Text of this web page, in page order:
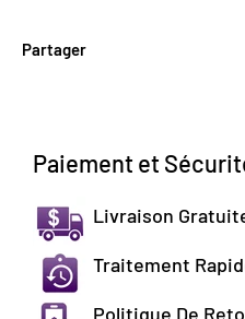
Partager
Paiement et
Livraison
Traitement
Politique De